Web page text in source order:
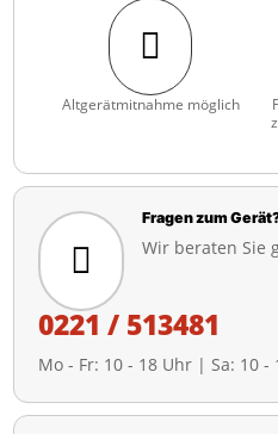

Altgerätmitnahme möglich

Fragen zum
Wir beraten Sie
0221 / 513481
Mo - Fr: 10 - 18 Uhr | Sa: 10 -